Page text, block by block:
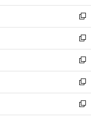
開
く
ウ
で
開
く
ン
ド
ウ
で
開
く
ウ
ィ
ン
ド
ウ
で
開
く
新
し
い
ウ
ィ
ン
ド
ウ
で
開
新
し
い
ウ
ィ
ン
ド
ウ
新
し
い
ウ
ィ
ン
新
し
い
ウ
新
し